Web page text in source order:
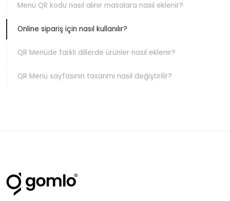
Menü QR kodu nasıl alınır masalara nasıl eklenir?
Online sipariş için nasıl kullanılır?
QR Menüde farklı dillerde ürünler nasıl eklenir?
QR Menü sayfasının tasarımı nasıl değiştirilir?